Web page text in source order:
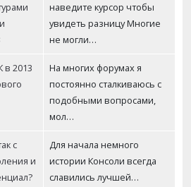
наведите курсор чтобы
увидеть разницу Многие
не могли…
в 2013
На многих форумах я
постоянно сталкиваюсь с
подобными вопросами,
мол…
с
и
Для начала немного
истории Консоли всегда
славились лучшей…